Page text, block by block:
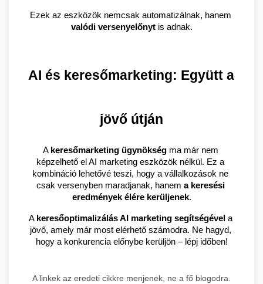
valódi versenyelőnyt is adnak.
AI és keresőmarketing: Együtt a
jövő útján
A keresőmarketing ügynökség ma már nem
képzelhető el AI marketing eszközök nélkül. Ez a
kombináció lehetővé teszi, hogy a vállalkozások ne
csak versenyben maradjanak, hanem a keresési
eredmények élére kerüljenek.
A keresőoptimalizálás AI marketing segítségével a
jövő, amely már most elérhető számodra. Ne hagyd,
hogy a konkurencia előnybe kerüljön – lépj időben!
A linkek az eredeti cikkre menjenek, ne a fő blogodra.